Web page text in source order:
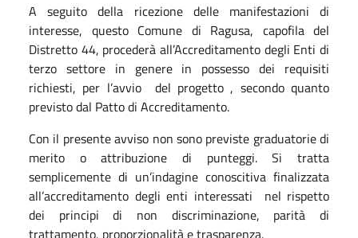
A seguito della ricezione delle manifestazioni di
interesse, questo Comune di Ragusa, capofila del
Distretto 44, procederà all’Accreditamento degli Enti di
terzo settore in genere in possesso dei requisiti
richiesti, per l’avvio del progetto , secondo quanto
previsto dal Patto di Accreditamento.
Con il presente avviso non sono previste graduatorie di
merito o attribuzione di punteggi. Si tratta
semplicemente di un’indagine conoscitiva finalizzata
all’accreditamento degli enti interessati nel rispetto
dei principi di non discriminazione, parità di
trattamento, proporzionalità e trasparenza.